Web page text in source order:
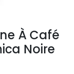
À Café
Noire